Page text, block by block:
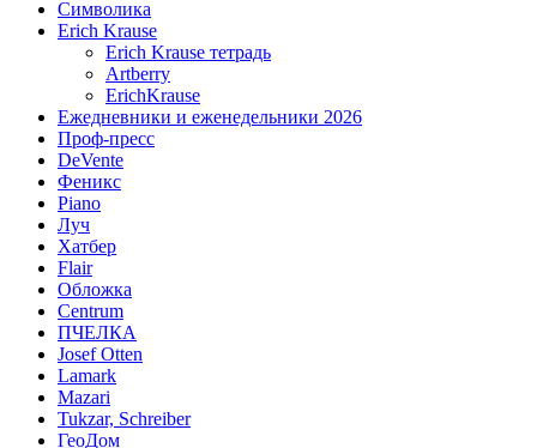
Символика
Erich Krause
Erich Krause тетрадь
Artberry
ErichKrause
Ежедневники и еженедельники 2026
Проф-пресс
DeVente
Феникс
Piano
Луч
Хатбер
Flair
Обложка
Centrum
ПЧЕЛКА
Josef Otten
Lamark
Mazari
Tukzar, Schreiber
ГеоДом